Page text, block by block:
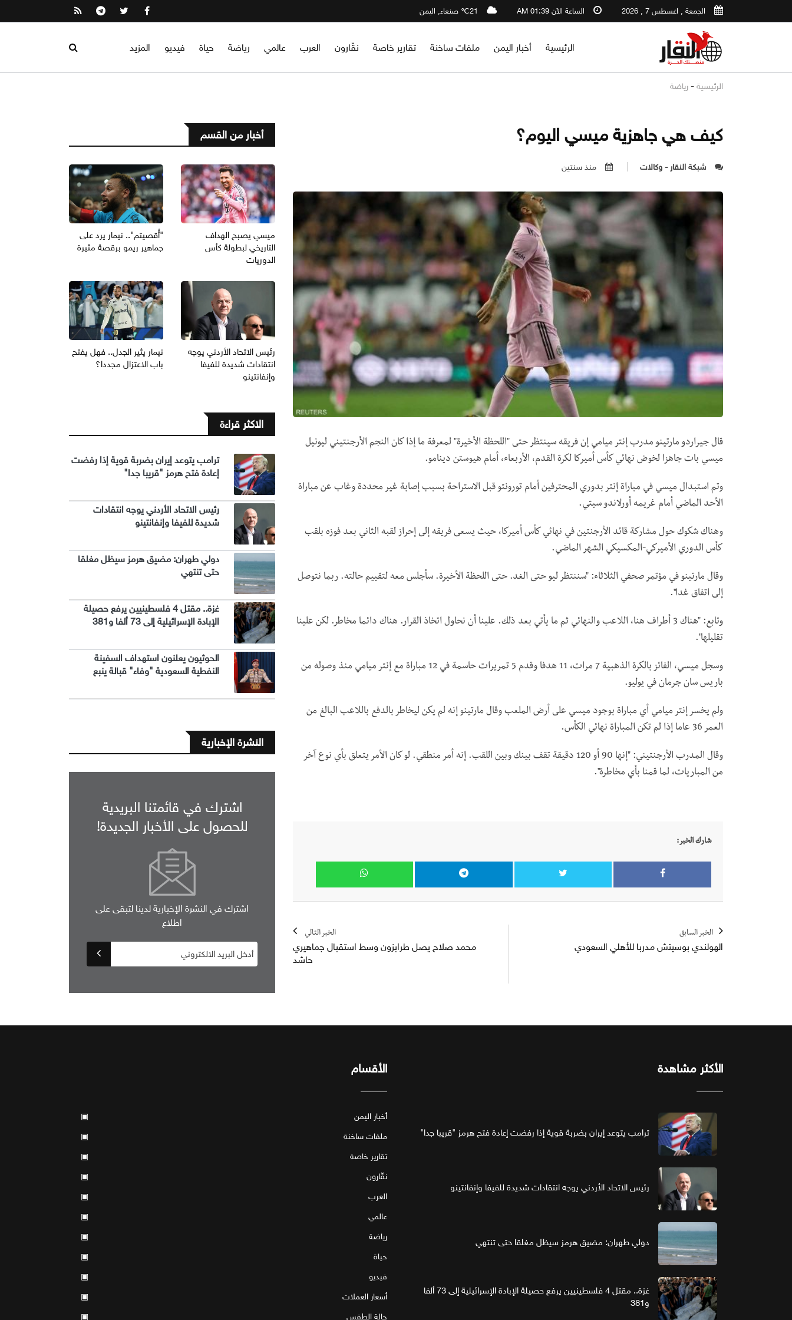
الجمعة , اغسطس 7 , 2026 الساعة الآن 01:39 AM 21℃ صنعاء, اليمن
الرئيسية أخبار اليمن ملفات ساخنة تقارير خاصة نقّارون العرب عالمي رياضة حياة فيديو المزيد
الرئيسية - رياضة
كيف هي جاهزية ميسي اليوم؟
شبكة النقار - وكالات منذ سنتين
قال جيراردو مارتينو مدرب إنتر ميامي إن فريقه سينتظر حتى "اللحظة الأخيرة" لمعرفة ما إذا كان النجم الأرجنتيني ليونيل
ميسي بات جاهزا لخوض نهائي كأس أميركا لكرة القدم، الأربعاء، أمام هيوستن دينامو.
وتم استبدال ميسي في مباراة إنتر بدوري المحترفين أمام تورونتو قبل الاستراحة بسبب إصابة غير محددة وغاب عن مباراة
الأحد الماضي أمام غريمه أورلاندو سيتي.
وهناك شكوك حول مشاركة قائد الأرجنتين في نهائي كأس أميركا، حيث يسعى فريقه إلى إحراز لقبه الثاني بعد فوزه بلقب
كأس الدوري الأميركي-المكسيكي الشهر الماضي.
وقال مارتينو في مؤتمر صحفي الثلاثاء: "سننتظر ليو حتى الغد. حتى اللحظة الأخيرة. سأجلس معه لتقييم حالته. ربما نتوصل
إلى اتفاق غدا".
وتابع: "هناك 3 أطراف هنا، اللاعب والنهائي ثم ما يأتي بعد ذلك. علينا أن نحاول اتخاذ القرار. هناك دائما مخاطر. لكن علينا
تقليلها".
وسجل ميسي، الفائز بالكرة الذهبية 7 مرات، 11 هدفا وقدم 5 تمريرات حاسمة في 12 مباراة مع إنتر ميامي منذ وصوله من
باريس سان جرمان في يوليو.
ولم يخسر إنتر ميامي أي مباراة بوجود ميسي على أرض الملعب وقال مارتينو إنه لم يكن ليخاطر بالدفع باللاعب البالغ من
العمر 36 عاما إذا لم تكن المباراة نهائي الكأس.
وقال المدرب الأرجنتيني: "إنها 90 أو 120 دقيقة تقف بينك وبين اللقب. إنه أمر منطقي. لو كان الأمر يتعلق بأي نوع آخر
من المباريات، لما قمنا بأي مخاطرة".
شارك الخبر:
الخبر السابق
الهولندي بوسيتش مدربا للأهلي السعودي
الخبر التالي
محمد صلاح يصل طرابزون وسط استقبال جماهيري
حاشد
أخبار من القسم
ميسي يصبح الهداف
التاريخي لبطولة كأس
الدوريات
"أُقصيتم".. نيمار يرد على
جماهير ريمو برقصة مثيرة
رئيس الاتحاد الأردني يوجه
انتقادات شديدة للفيفا
وإنفانتينو
نيمار يثير الجدل.. فهل يفتح
باب الاعتزال مجددا؟
الاكثر قراءة
ترامب يتوعد إيران بضربة قوية إذا رفضت
إعادة فتح هرمز "قريبا جدا"
رئيس الاتحاد الأردني يوجه انتقادات
شديدة للفيفا وإنفانتينو
دولي طهران: مضيق هرمز سيظل مغلقا
حتى تنتهي
غزة.. مقتل 4 فلسطينيين يرفع حصيلة
الإبادة الإسرائيلية إلى 73 ألفا و381
الحوثيون يعلنون استهداف السفينة
النفطية السعودية "وفاء" قبالة ينبع
النشرة الإخبارية
اشترك في قائمتنا البريدية
للحصول على الأخبار الجديدة!
اشترك في النشرة الإخبارية لدينا لتبقى على
اطلاع
الأكثر مشاهدة
ترامب يتوعد إيران بضربة قوية إذا رفضت إعادة فتح هرمز "قريبا جدا"
رئيس الاتحاد الأردني يوجه انتقادات شديدة للفيفا وإنفانتينو
دولي طهران: مضيق هرمز سيظل مغلقا حتى تنتهي
غزة.. مقتل 4 فلسطينيين يرفع حصيلة الإبادة الإسرائيلية إلى 73 ألفا
و381
الأقسام
أخبار اليمن
▣
ملفات ساخنة
▣
تقارير خاصة
▣
نقّارون
▣
العرب
▣
عالمي
▣
رياضة
▣
حياة
▣
فيديو
▣
أسعار العملات
▣
حالة الطقس
▣